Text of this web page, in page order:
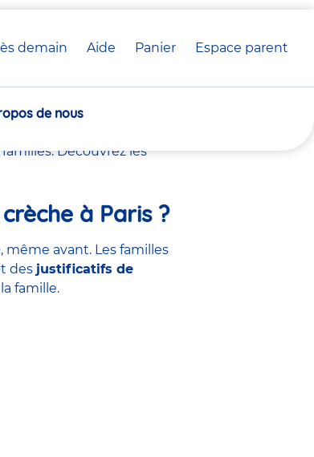
demain Aide Panier crèche(s)
Espace parent
de nous
Découvrez les
à Paris ?
même avant. Les familles
des justificatifs de
famille.